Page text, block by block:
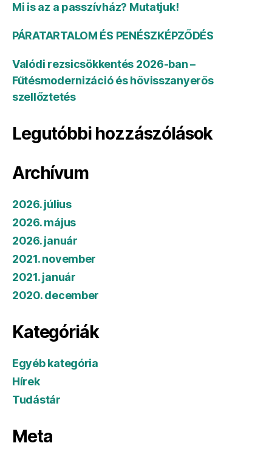
Mi is az a passzívház? Mutatjuk!
PÁRATARTALOM ÉS PENÉSZKÉPZŐDÉS
Valódi rezsicsökkentés 2026-ban –
Fűtésmodernizáció és hővisszanyerős
szellőztetés
Legutóbbi hozzászólások
Archívum
2026. július
2026. május
2026. január
2021. november
2021. január
2020. december
Kategóriák
Egyéb kategória
Hírek
Tudástár
Meta